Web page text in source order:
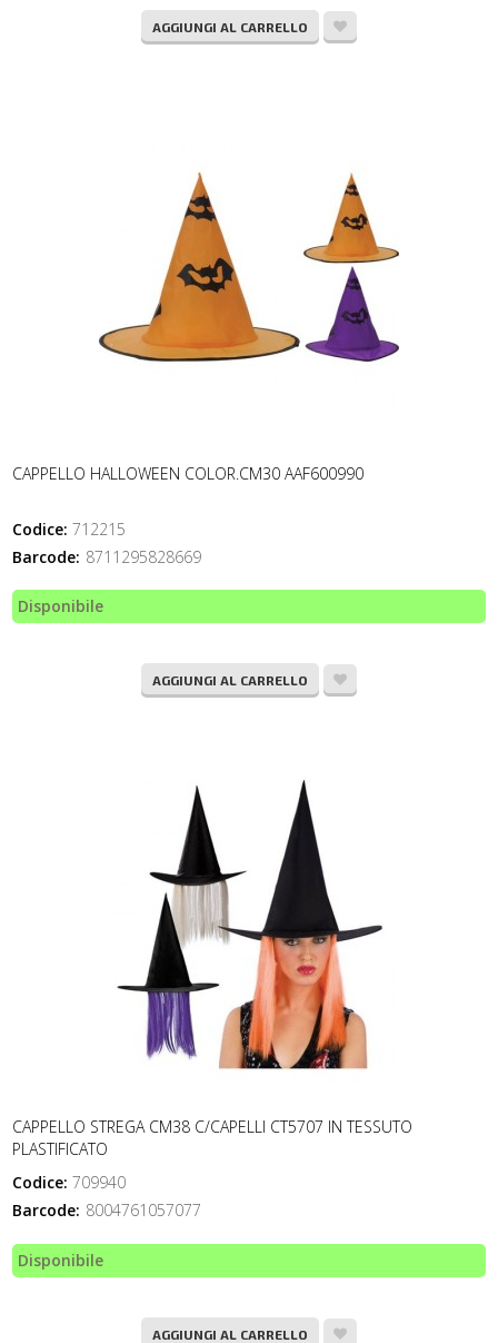
AGGIUNGI AL CARRELLO
CAPPELLO HALLOWEEN COLOR.CM30 AAF600990
Codice: 712215
Barcode: 8711295828669
Disponibile
AGGIUNGI AL CARRELLO
CAPPELLO STREGA CM38 C/CAPELLI CT5707 IN TESSUTO
PLASTIFICATO
Codice: 709940
Barcode: 8004761057077
Disponibile
AGGIUNGI AL CARRELLO